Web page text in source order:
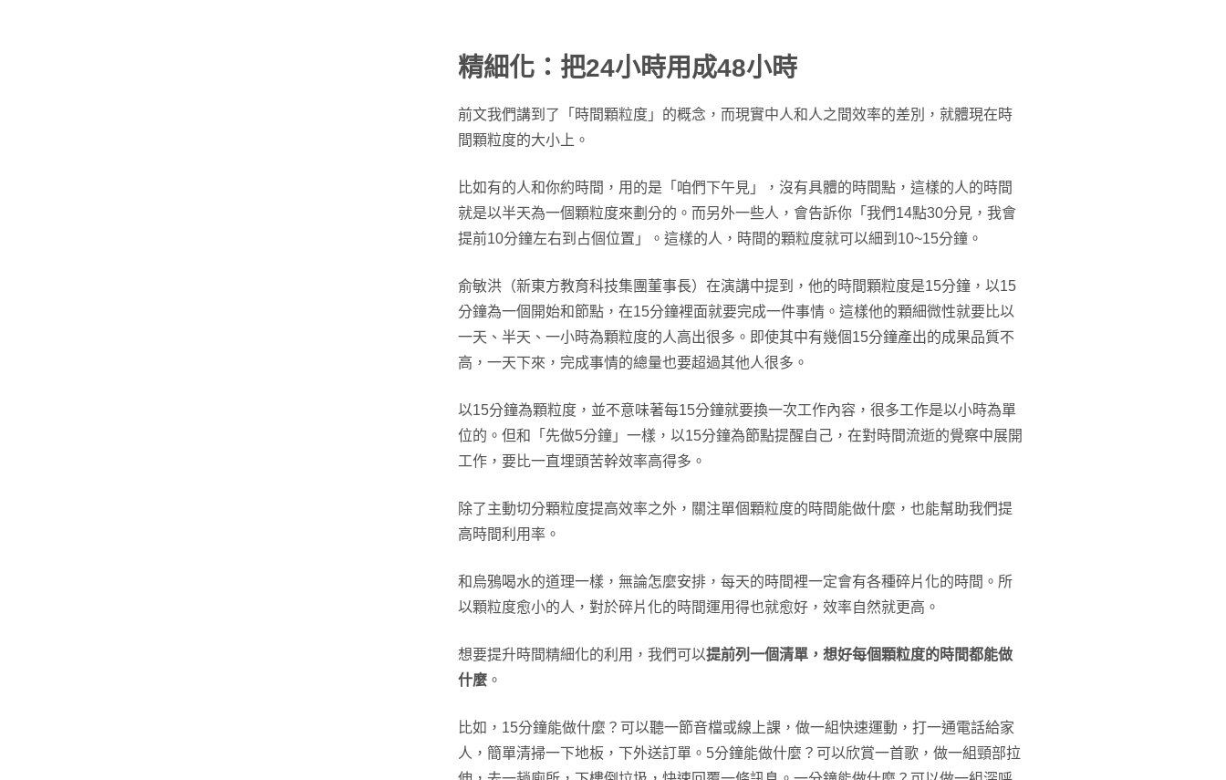
精細化：把24小時用成48小時
前文我們講到了「時間顆粒度」的概念，而現實中人和人之間效率的差別，就體現在時
間顆粒度的大小上。
比如有的人和你約時間，用的是「咱們下午見」，沒有具體的時間點，這樣的人的時間
就是以半天為一個顆粒度來劃分的。而另外一些人，會告訴你「我們14點30分見，我會
提前10分鐘左右到占個位置」。這樣的人，時間的顆粒度就可以細到10~15分鐘。
俞敏洪（新東方教育科技集團董事長）在演講中提到，他的時間顆粒度是15分鐘，以15
分鐘為一個開始和節點，在15分鐘裡面就要完成一件事情。這樣他的顆細微性就要比以
一天、半天、一小時為顆粒度的人高出很多。即使其中有幾個15分鐘產出的成果品質不
高，一天下來，完成事情的總量也要超過其他人很多。
以15分鐘為顆粒度，並不意味著每15分鐘就要換一次工作內容，很多工作是以小時為單
位的。但和「先做5分鐘」一樣，以15分鐘為節點提醒自己，在對時間流逝的覺察中展開
工作，要比一直埋頭苦幹效率高得多。
除了主動切分顆粒度提高效率之外，關注單個顆粒度的時間能做什麼，也能幫助我們提
高時間利用率。
和烏鴉喝水的道理一樣，無論怎麼安排，每天的時間裡一定會有各種碎片化的時間。所
以顆粒度愈小的人，對於碎片化的時間運用得也就愈好，效率自然就更高。
想要提升時間精細化的利用，我們可以提前列一個清單，想好每個顆粒度的時間都能做
什麼 。
比如，15分鐘能做什麼？可以聽一節音檔或線上課，做一組快速運動，打一通電話給家
人，簡單清掃一下地板，下外送訂單。5分鐘能做什麼？可以欣賞一首歌，做一組頸部拉